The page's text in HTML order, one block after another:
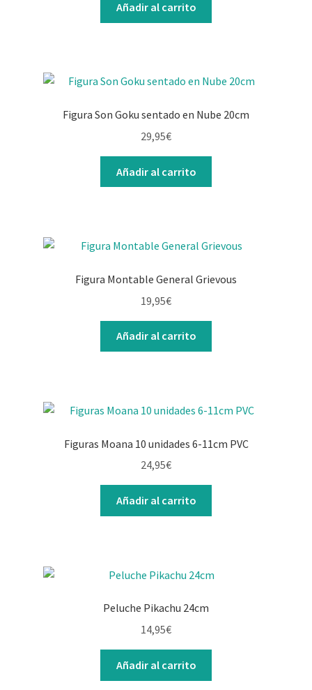
Añadir al carrito
Figura Son Goku sentado en Nube 20cm
29,95€
Añadir al carrito
Figura Montable General Grievous
19,95€
Añadir al carrito
Figuras Moana 10 unidades 6-11cm PVC
24,95€
Añadir al carrito
Peluche Pikachu 24cm
14,95€
Añadir al carrito